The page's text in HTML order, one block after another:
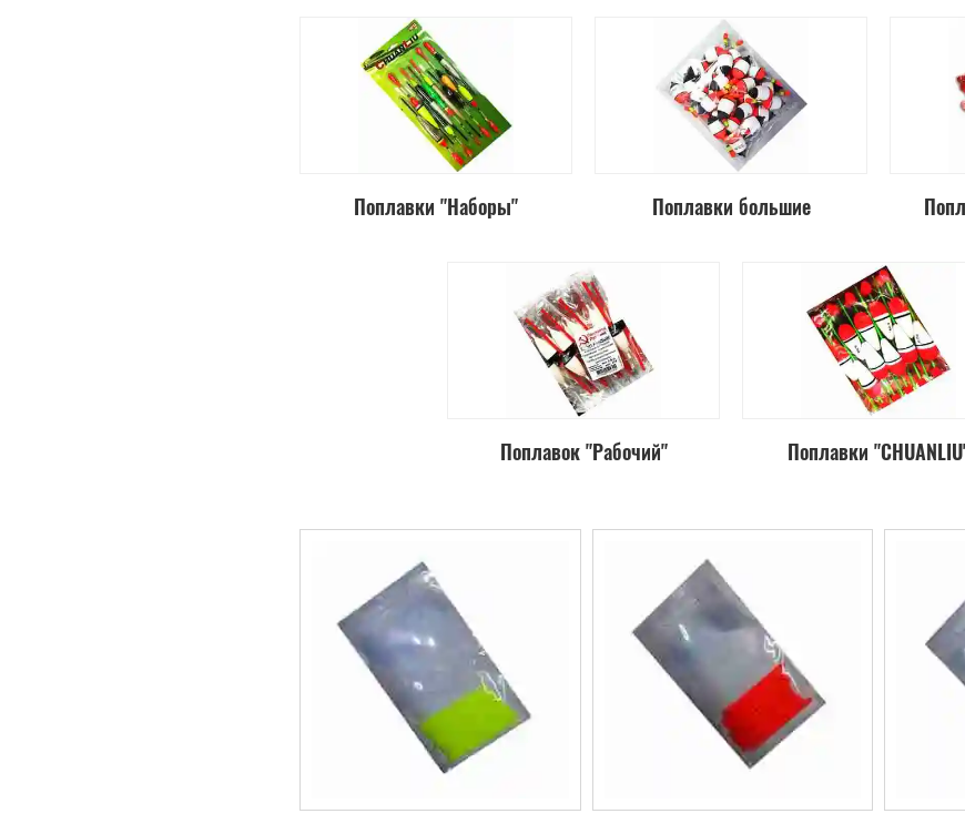
Поплавки "Наборы" Поплавки большие
Поплавок "Рабочий" Поплавки